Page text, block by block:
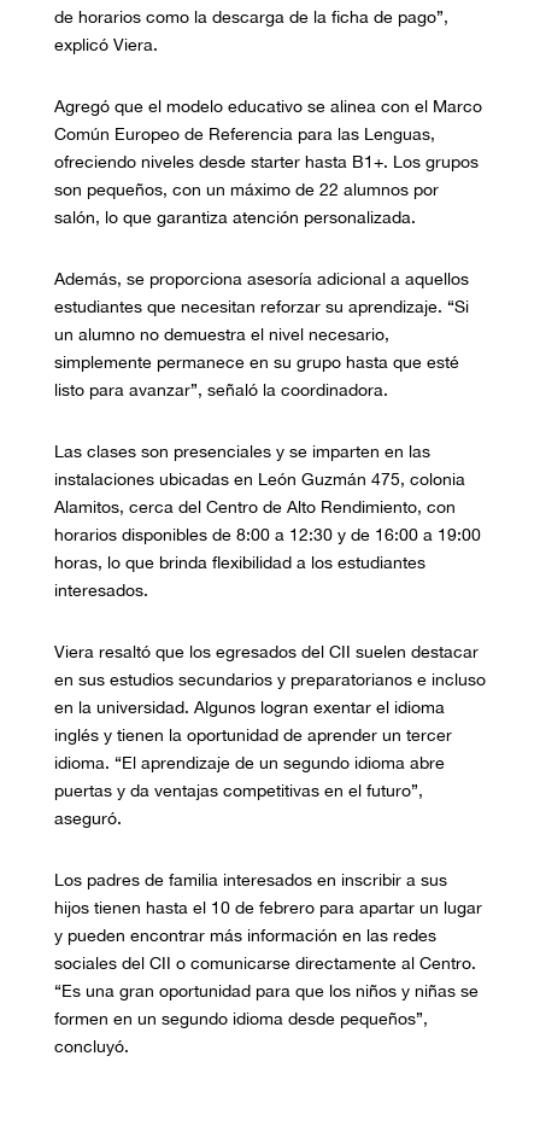
de horarios como la descarga de la ficha de pago”,
explicó Viera.
Agregó que el modelo educativo se alinea con el Marco
Común Europeo de Referencia para las Lenguas,
ofreciendo niveles desde starter hasta B1+. Los grupos
son pequeños, con un máximo de 22 alumnos por
salón, lo que garantiza atención personalizada.
Además, se proporciona asesoría adicional a aquellos
estudiantes que necesitan reforzar su aprendizaje. “Si
un alumno no demuestra el nivel necesario,
simplemente permanece en su grupo hasta que esté
listo para avanzar”, señaló la coordinadora.
Las clases son presenciales y se imparten en las
instalaciones ubicadas en León Guzmán 475, colonia
Alamitos, cerca del Centro de Alto Rendimiento, con
horarios disponibles de 8:00 a 12:30 y de 16:00 a 19:00
horas, lo que brinda flexibilidad a los estudiantes
interesados.
Viera resaltó que los egresados del CII suelen destacar
en sus estudios secundarios y preparatorianos e incluso
en la universidad. Algunos logran exentar el idioma
inglés y tienen la oportunidad de aprender un tercer
idioma. “El aprendizaje de un segundo idioma abre
puertas y da ventajas competitivas en el futuro”,
aseguró.
Los padres de familia interesados en inscribir a sus
hijos tienen hasta el 10 de febrero para apartar un lugar
y pueden encontrar más información en las redes
sociales del CII o comunicarse directamente al Centro.
“Es una gran oportunidad para que los niños y niñas se
formen en un segundo idioma desde pequeños”,
concluyó.